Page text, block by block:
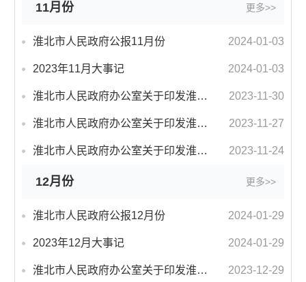
11月份 更多>>
淮北市人民政府公报11月份 2024-01-03
2023年11月大事记 2024-01-03
淮北市人民政府办公室关于印发淮北市公共租赁住房管理办法（试行）的通知 2023-11-30
淮北市人民政府办公室关于印发淮北市肉牛产业高质量发展十条政策措施（暂行）的通知 2023-11-27
淮北市人民政府办公室关于印发淮北市城市地下管线管理办法的通知 2023-11-24
12月份 更多>>
淮北市人民政府公报12月份 2024-01-29
2023年12月大事记 2024-01-29
淮北市人民政府办公室关于印发淮北市大面积停电事件应急预案的通知 2023-12-29